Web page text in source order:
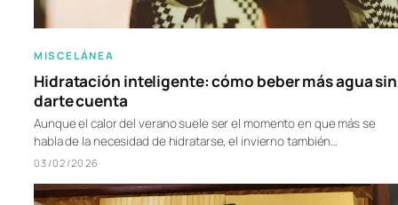
MISCELÁNEA
Hidratación inteligente: cómo beber más agua sin
darte cuenta
Aunque el calor del verano suele ser el momento en que más se
habla de la necesidad de hidratarse, el invierno también…
03/02/2026